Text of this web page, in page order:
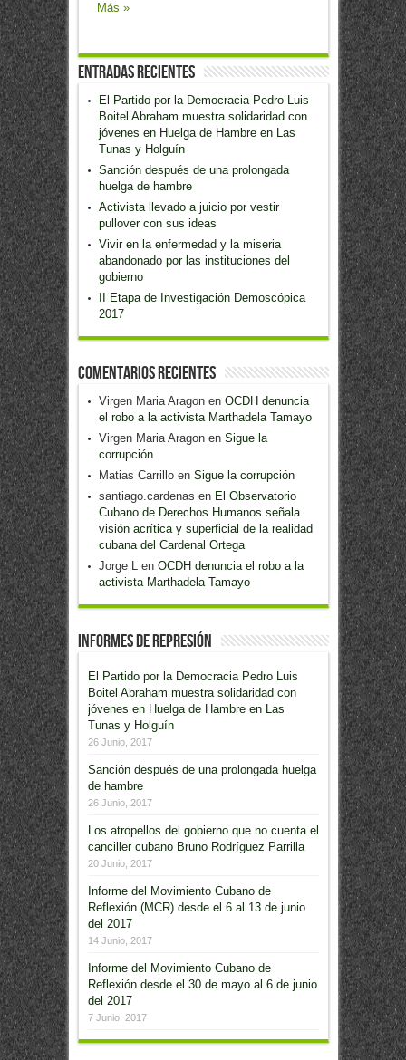
Más »
Entradas recientes
El Partido por la Democracia Pedro Luis
Boitel Abraham muestra solidaridad con
jóvenes en Huelga de Hambre en Las
Tunas y Holguín
Sanción después de una prolongada
huelga de hambre
Activista llevado a juicio por vestir
pullover con sus ideas
Vivir en la enfermedad y la miseria
abandonado por las instituciones del
gobierno
II Etapa de Investigación Demoscópica
2017
Comentarios recientes
Virgen Maria Aragonen OCDH denuncia
el robo a la activista Marthadela Tamayo
Virgen Maria Aragonen Sigue la
corrupción
Matias Carrilloen Sigue la corrupción
santiago.cardenas en El Observatorio
Cubano de Derechos Humanos señala
visión acrítica y superficial de la realidad
cubana del Cardenal Ortega
Jorge Len OCDH denuncia el robo a la
activista Marthadela Tamayo
Informes de Represión
El Partido por la Democracia Pedro Luis
Boitel Abraham muestra solidaridad con
jóvenes en Huelga de Hambre en Las
Tunas y Holguín
26 Junio, 2017
Sanción después de una prolongada huelga
de hambre
26 Junio, 2017
Los atropellos del gobierno que no cuenta el
canciller cubano Bruno Rodríguez Parrilla
20 Junio, 2017
Informe del Movimiento Cubano de
Reflexión (MCR) desde el 6 al 13 de junio
del 2017
14 Junio, 2017
Informe del Movimiento Cubano de
Reflexión desde el 30 de mayo al 6 de junio
del 2017
7 Junio, 2017